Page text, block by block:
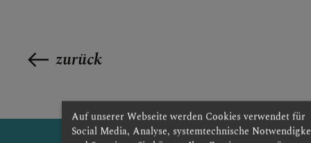
DOMKIRCHE
zurück
Auf unserer Webseite werden Cookies verwendet für
Social Media, Analyse, systemtechnische